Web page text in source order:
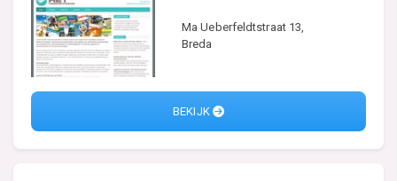
Ma Ueberfeldtstraat 13,
Breda
BEKIJK